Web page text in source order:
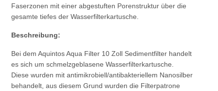
Faserzonen mit einer abgestuften Porenstruktur über die
gesamte tiefes der Wasserfilterkartusche.
Beschreibung:
Bei dem Aquintos Aqua Filter 10 Zoll Sedimentfilter handelt
es sich um schmelzgeblasene Wasserfilterkartusche.
Diese wurden mit antimikrobiell/antibakteriellem Nanosilber
behandelt, aus diesem Grund wurden die Filterpatrone